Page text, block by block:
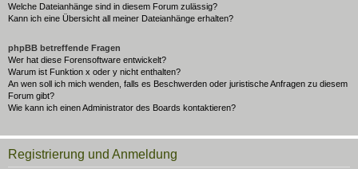
Welche Dateianhänge sind in diesem Forum zulässig?
Kann ich eine Übersicht all meiner Dateianhänge erhalten?
phpBB betreffende Fragen
Wer hat diese Forensoftware entwickelt?
Warum ist Funktion x oder y nicht enthalten?
An wen soll ich mich wenden, falls es Beschwerden oder juristische Anfragen zu diesem
Forum gibt?
Wie kann ich einen Administrator des Boards kontaktieren?
Registrierung und Anmeldung